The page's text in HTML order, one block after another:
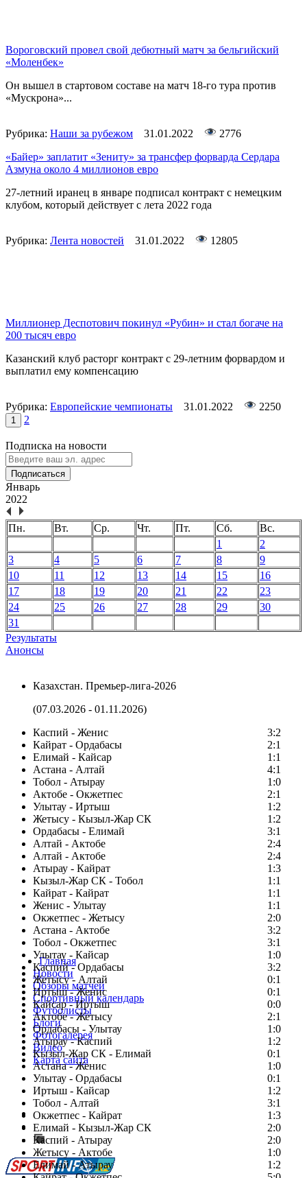
Вороговский провел свой дебютный матч за бельгийский
«Моленбек»
Он вышел в стартовом составе на матч 18-го тура против
«Мускрона»...
Рубрика: Наши за рубежом 31.01.2022
2776
«Байер» заплатит «Зениту» за трансфер форварда Сердара
Азмуна около 4 миллионов евро
27-летний иранец в январе подписал контракт с немецким
клубом, который действует с лета 2022 года
Рубрика: Лента новостей 31.01.2022 12805
Миллионер Деспотович покинул «Рубин» и стал богаче на
200 тысяч евро
Казанский клуб расторг контракт с 29-летним форвардом и
выплатил ему компенсацию
Рубрика: Европейские чемпионаты 31.01.2022 2250
1 2
Подписка на новости
Подписаться
Январь
2022
Пн. Вт. Ср. Чт. Пт. Сб.
Вс.
1
2
3
4 5 6 7 8
9
10
11 12 13 14 15
16
17
18 19 20 21 22
23
24
25 26 27 28 29
30
31
Результаты
Анонсы
Казахстан. Премьер-лига-2026
(07.03.2026 - 01.11.2026)
Каспий - Женис
3:2
Кайрат - Ордабасы
2:1
Елимай - Кайсар
1:1
Астана - Алтай
4:1
Тобол - Атырау
1:0
Актобе - Окжетпес
2:1
Улытау - Иртыш
1:2
Жетысу - Кызыл-Жар СК
1:2
Ордабасы - Елимай
3:1
Алтай - Актобе
2:4
Алтай - Актобе
2:4
Атырау - Кайрат
1:3
Кызыл-Жар СК - Тобол
1:1
Кайрат - Кайрат
1:1
Женис - Улытау
1:1
Окжетпес - Жетысу
2:0
Астана - Актобе
3:2
Тобол - Окжетпес
3:1
Улытау - Кайсар
1:0
Каспий - Ордабасы
3:2
Жетысу - Алтай
0:1
Иртыш - Женис
0:1
Кайсар - Иртыш
0:0
Актобе - Жетысу
2:1
Ордабасы - Улытау
1:0
Атырау - Каспий
1:2
Кызыл-Жар СК - Елимай
0:1
Астана - Женис
1:0
Улытау - Ордабасы
0:1
Иртыш - Кайсар
1:2
Тобол - Алтай
3:1
Окжетпес - Кайрат
1:3
Елимай - Кызыл-Жар СК
2:0
Каспий - Атырау
2:0
Жетысу - Актобе
1:0
Елимай - Атырау
1:2
Главная
Новости
Обзоры матчей
Спортивный календарь
Футболисты
Блоги
Фотогалерея
Видео
Карта сайта
Есть идея?
Сообщить о мероприятии
Перейти на старый сайт